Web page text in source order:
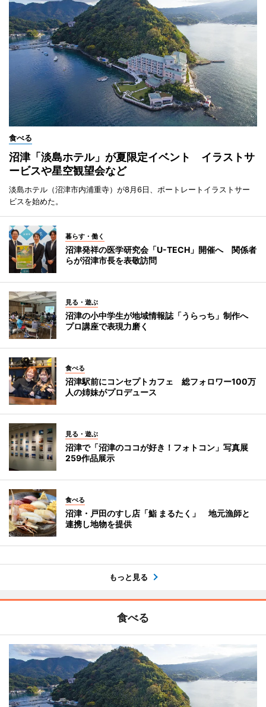
食べる
沼津「淡島ホテル」が夏限定イベント イラストサ
ービスや星空観望会など
淡島ホテル（沼津市内浦重寺）が8月6日、ポートレートイラストサー
ビスを始めた。
暮らす・働く
沼津発祥の医学研究会「U-TECH」開催へ 関係者
らが沼津市長を表敬訪問
見る・遊ぶ
沼津の小中学生が地域情報誌「うらっち」制作へ
プロ講座で表現力磨く
食べる
沼津駅前にコンセプトカフェ 総フォロワー100万
人の姉妹がプロデュース
見る・遊ぶ
沼津で「沼津のココが好き！フォトコン」写真展
259作品展示
食べる
沼津・戸田のすし店「鮨 まるたく」 地元漁師と
連携し地物を提供
もっと見る
食べる